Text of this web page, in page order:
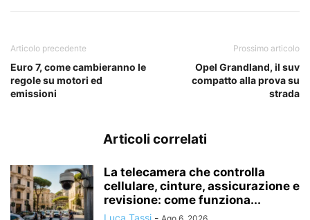
Articolo precedente
Euro 7, come cambieranno le
regole su motori ed
emissioni
Prossimo articolo
Opel Grandland, il suv
compatto alla prova su
strada
Articoli correlati
La telecamera che controlla
cellulare, cinture, assicurazione e
revisione: come funziona...